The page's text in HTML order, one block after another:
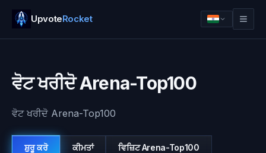
UpvoteRocket
ਵੋਟ ਖਰੀਦੋ Arena-Top100
ਵੋਟ ਖਰੀਦੋ Arena-Top100
ਸ਼ੁਰੂ ਕਰੋ ਕੀਮਤਾਂ ਵਿਜ਼ਿਟ Arena-Top100